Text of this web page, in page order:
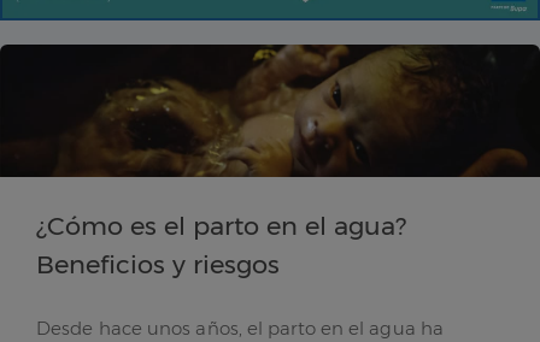
¿Cómo es el parto en el agua?
Beneficios y riesgos
Desde hace unos años, el parto en el agua ha